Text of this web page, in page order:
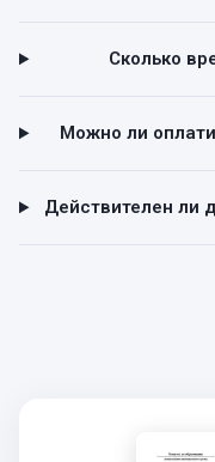
Сколько
Можно ли
Действителен ли